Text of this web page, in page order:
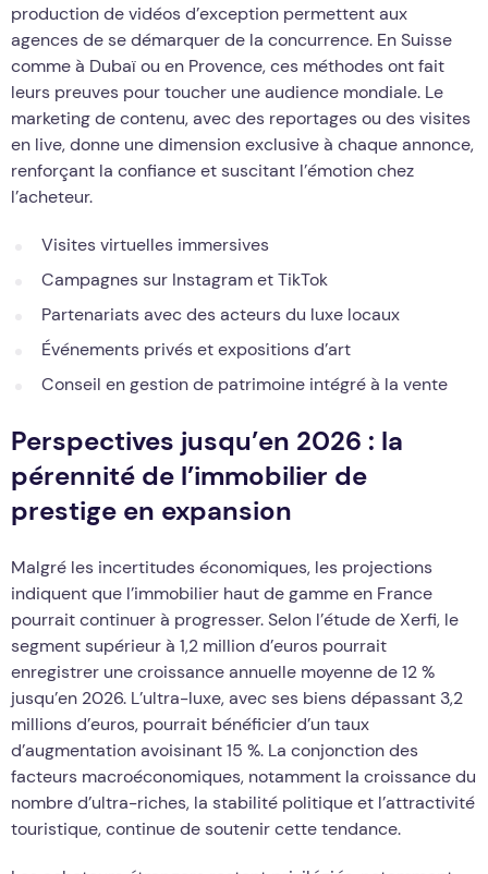
production de vidéos d’exception permettent aux
agences de se démarquer de la concurrence. En Suisse
comme à Dubaï ou en Provence, ces méthodes ont fait
leurs preuves pour toucher une audience mondiale. Le
marketing de contenu, avec des reportages ou des visites
en live, donne une dimension exclusive à chaque annonce,
renforçant la confiance et suscitant l’émotion chez
l’acheteur.
Visites virtuelles immersives
Campagnes sur Instagram et TikTok
Partenariats avec des acteurs du luxe locaux
Événements privés et expositions d’art
Conseil en gestion de patrimoine intégré à la vente
Perspectives jusqu’en 2026 : la
pérennité de l’immobilier de
prestige en expansion
Malgré les incertitudes économiques, les projections
indiquent que l’immobilier haut de gamme en France
pourrait continuer à progresser. Selon l’étude de Xerfi, le
segment supérieur à 1,2 million d’euros pourrait
enregistrer une croissance annuelle moyenne de 12 %
jusqu’en 2026. L’ultra-luxe, avec ses biens dépassant 3,2
millions d’euros, pourrait bénéficier d’un taux
d’augmentation avoisinant 15 %. La conjonction des
facteurs macroéconomiques, notamment la croissance du
nombre d’ultra-riches, la stabilité politique et l’attractivité
touristique, continue de soutenir cette tendance.